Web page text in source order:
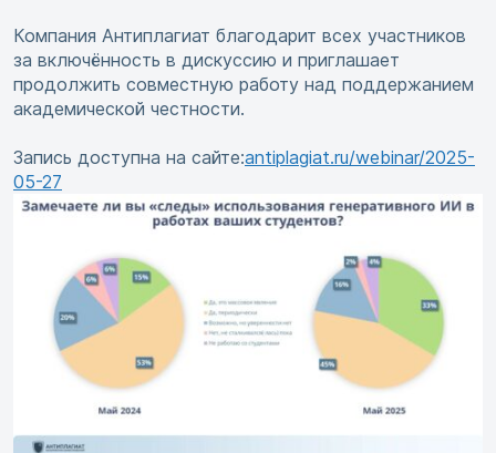
Компания Антиплагиат благодарит всех участников
за включённость в дискуссию и приглашает
продолжить совместную работу над поддержанием
академической честности.
Запись доступна на сайте:antiplagiat.ru/webinar/2025-
05-27